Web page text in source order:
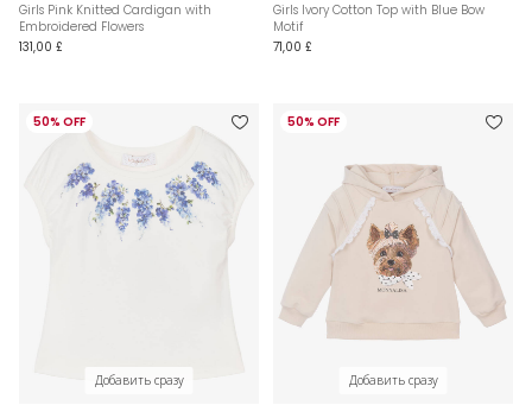
Girls Pink Knitted Cardigan with
Embroidered Flowers
131,00 £
Girls Ivory Cotton Top with Blue Bow
Motif
71,00 £
50% OFF
Добавить сразу
50% OFF
Добавить сразу